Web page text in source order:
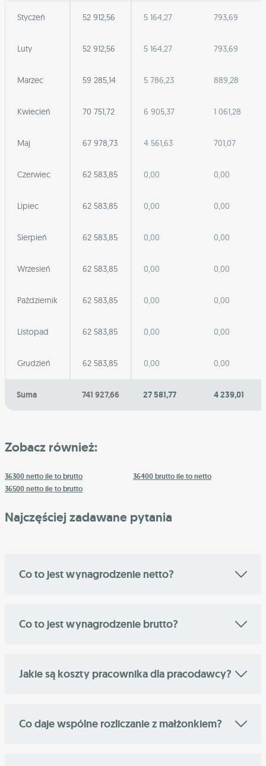
Styczeń 52 912,56 5 164,27 793,69
Luty 52 912,56 5 164,27 793,69
Marzec 59 285,14 5 786,23 889,28
Kwiecień 70 751,72 6 905,37 1 061,28
Maj 67 978,73 4 561,63 701,07
Czerwiec 62 583,85 0,00 0,00
Lipiec 62 583,85 0,00 0,00
Sierpień 62 583,85 0,00 0,00
Wrzesień 62 583,85 0,00 0,00
Październik 62 583,85 0,00 0,00
Listopad 62 583,85 0,00 0,00
Grudzień 62 583,85 0,00 0,00
Suma 741 927,66 27 581,77 4 239,01
Zobacz również:
36300 netto ile to brutto
36400 brutto ile to netto
36500 netto ile to brutto
Najczęściej zadawane pytania
Co to jest wynagrodzenie netto?
Co to jest wynagrodzenie brutto?
Jakie są koszty pracownika dla pracodawcy?
Co daje wspólne rozliczanie z małżonkiem?